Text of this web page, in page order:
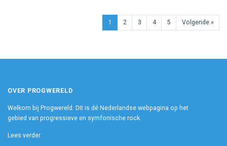
1 2 3 4 5 Volgende »
OVER PROGWERELD
Welkom bij Progwereld. Dit is dé Nederlandse webpagina op het
gebied van progressieve en symfonische rock.
Lees verder